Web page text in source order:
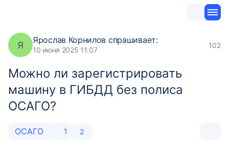
Я Ярослав Корнилов спрашивает:
10 июня 2025 11:07
102
Можно ли зарегистрировать
машину в ГИБДД без полиса
ОСАГО?
ОСАГО 1 2